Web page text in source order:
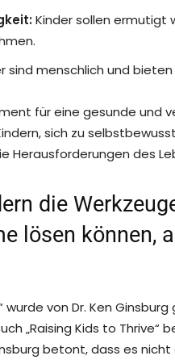
Kinder sollen ermutigt
sind menschlich und
für eine gesunde und
sich zu
Herausforderungen des
die
lösen können,
wurde von Dr. Ken
„Raising Kids to Thrive“
betont, dass es